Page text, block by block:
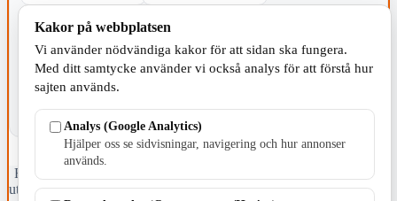
KOMMUNEN
Fristående webbtidningsföretag grundat 1991 som sedan 2002 ger
ut tidningen Skillingaryd.nu och 2010 lanserades Värnamo.nu. Från
Kakor på webbplatsen
Vi använder nödvändiga kakor för att sidan ska fungera.
Med ditt samtycke använder vi också analys för att förstå hur
sajten används.
Analys (Google Analytics)
Hjälper oss se sidvisningar, navigering och hur annonser
används.